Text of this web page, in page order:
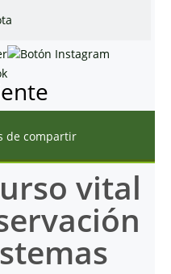
de compartir
vital